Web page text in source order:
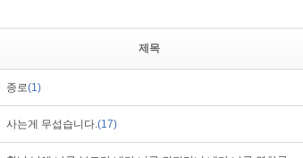
제목
종로(1)
사는게 무섭습니다.(17)